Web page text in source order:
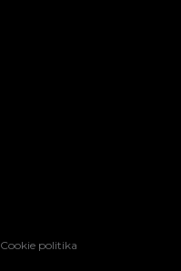
Cookie politika